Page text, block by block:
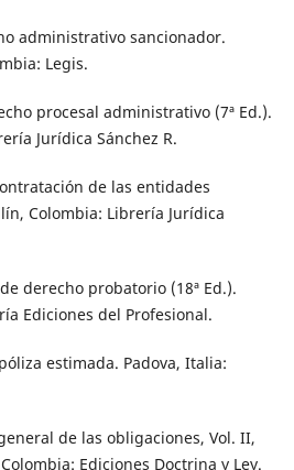
administrativo sancionador.
Legis.
procesal administrativo (7ª Ed.).
Jurídica Sánchez R.
de las entidades
Colombia: Librería Jurídica
derecho probatorio (18ª Ed.).
Ediciones del Profesional.
estimada. Padova, Italia:
de las obligaciones, Vol. II,
Ediciones Doctrina y Ley.